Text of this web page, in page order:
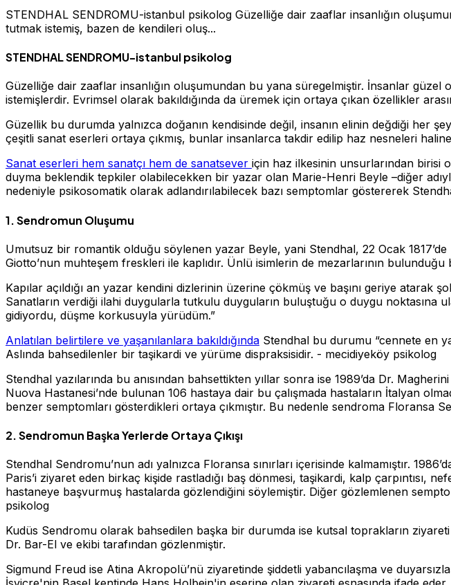
STENDHAL SENDROMU-istanbul psikolog Güzelliğe dair zaaflar insanlığın
tutmak istemiş, bazen de kendileri oluş...
STENDHAL SENDROMU-istanbul psikolog
Güzelliğe dair zaaflar insanlığın oluşumundan bu yana süregelmiştir. İnsanlar
istemişlerdir. Evrimsel olarak bakıldığında da üremek için ortaya çıkan özellikler
Güzellik bu durumda yalnızca doğanın kendisinde değil, insanın elinin değdiği her
çeşitli sanat eserleri ortaya çıkmış, bunlar insanlarca takdir edilip haz nesneleri
Sanat eserleri hem sanatçı hem de sanatsever için haz ilkesinin unsurlarından birisi
duyma beklendik tepkiler olabilecekken bir yazar olan Marie-Henri Beyle –diğer
nedeniyle psikosomatik olarak adlandırılabilecek bazı semptomlar göstererek
1. Sendromun Oluşumu
Umutsuz bir romantik olduğu söylenen yazar Beyle, yani Stendhal, 22 Ocak
Giotto’nun muhteşem freskleri ile kaplıdır. Ünlü isimlerin de mezarlarının
Kapılar açıldığı an yazar kendini dizlerinin üzerine çökmüş ve başını geriye
Sanatların verdiği ilahi duygularla tutkulu duyguların buluştuğu o duygu noktasına
gidiyordu, düşme korkusuyla yürüdüm.”
Anlatılan belirtilere ve yaşanılanlara bakıldığında Stendhal bu durumu “cennete en
Aslında bahsedilenler bir taşikardi ve yürüme dispraksisidir. - mecidiyeköy psikolog
Stendhal yazılarında bu anısından bahsettikten yıllar sonra ise 1989’da Dr.
Nuova Hastanesi’nde bulunan 106 hastaya dair bu çalışmada hastaların İtalyan
benzer semptomları gösterdikleri ortaya çıkmıştır. Bu nedenle sendroma Floransa
2. Sendromun Başka Yerlerde Ortaya Çıkışı
Stendhal Sendromu’nun adı yalnızca Floransa sınırları içerisinde kalmamıştır.
Paris’i ziyaret eden birkaç kişide rastladığı baş dönmesi, taşikardi, kalp çarpıntısı,
hastaneye başvurmuş hastalarda gözlendiğini söylemiştir. Diğer gözlemlenen
psikolog
Kudüs Sendromu olarak bahsedilen başka bir durumda ise kutsal toprakların
Dr. Bar-El ve ekibi tarafından gözlenmiştir.
Sigmund Freud ise Atina Akropolü’nü ziyaretinde şiddetli yabancılaşma ve